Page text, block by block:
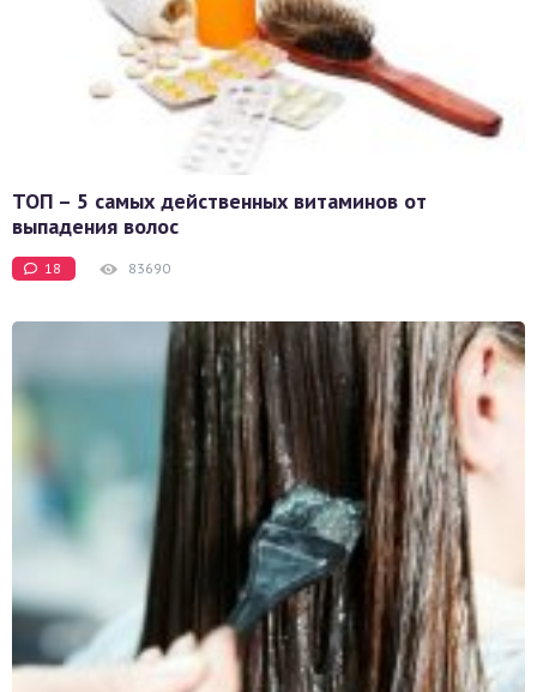
ТОП – 5 самых действенных витаминов от
выпадения волос
18 83690